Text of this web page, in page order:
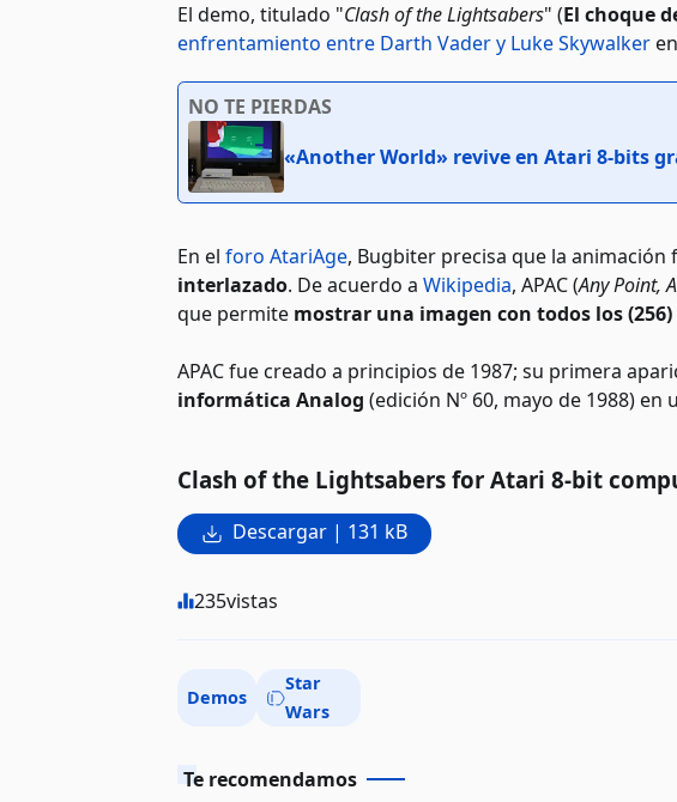
El demo, titulado "Clash of the Lightsabers" (El choque
enfrentamiento entre Darth Vader y Luke Skywalker
NO TE PIERDAS
«Another World» revive en Atari 8-bits
En el foro AtariAge, Bugbiter precisa que la animación
interlazado. De acuerdo a Wikipedia, APAC (Any Point,
que permite mostrar una imagen con todos los
APAC fue creado a principios de 1987; su primera
informática Analog (edición Nº 60, mayo de 1988) en
Clash of the Lightsabers for Atari 8-bit
Descargar | 131 kB
235vistas
Demos
Star
Wars
Te recomendamos